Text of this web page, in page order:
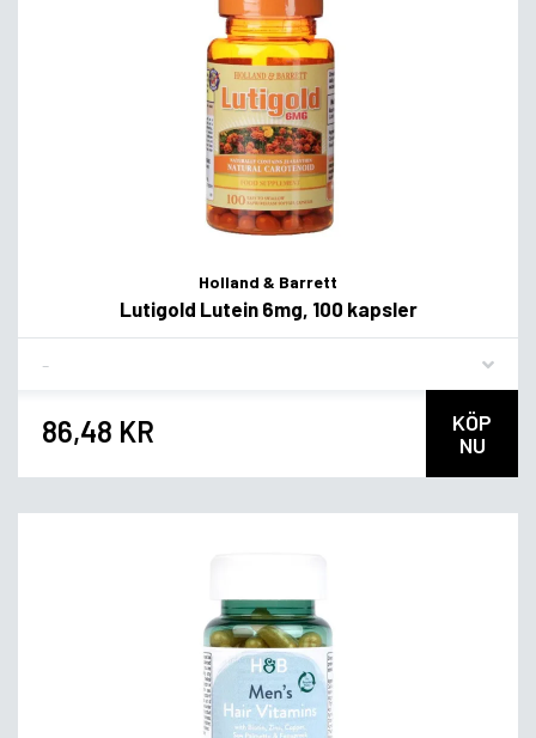
Holland & Barrett
Lutigold Lutein 6mg, 100 kapsler
86,48 KR
KÖP
NU